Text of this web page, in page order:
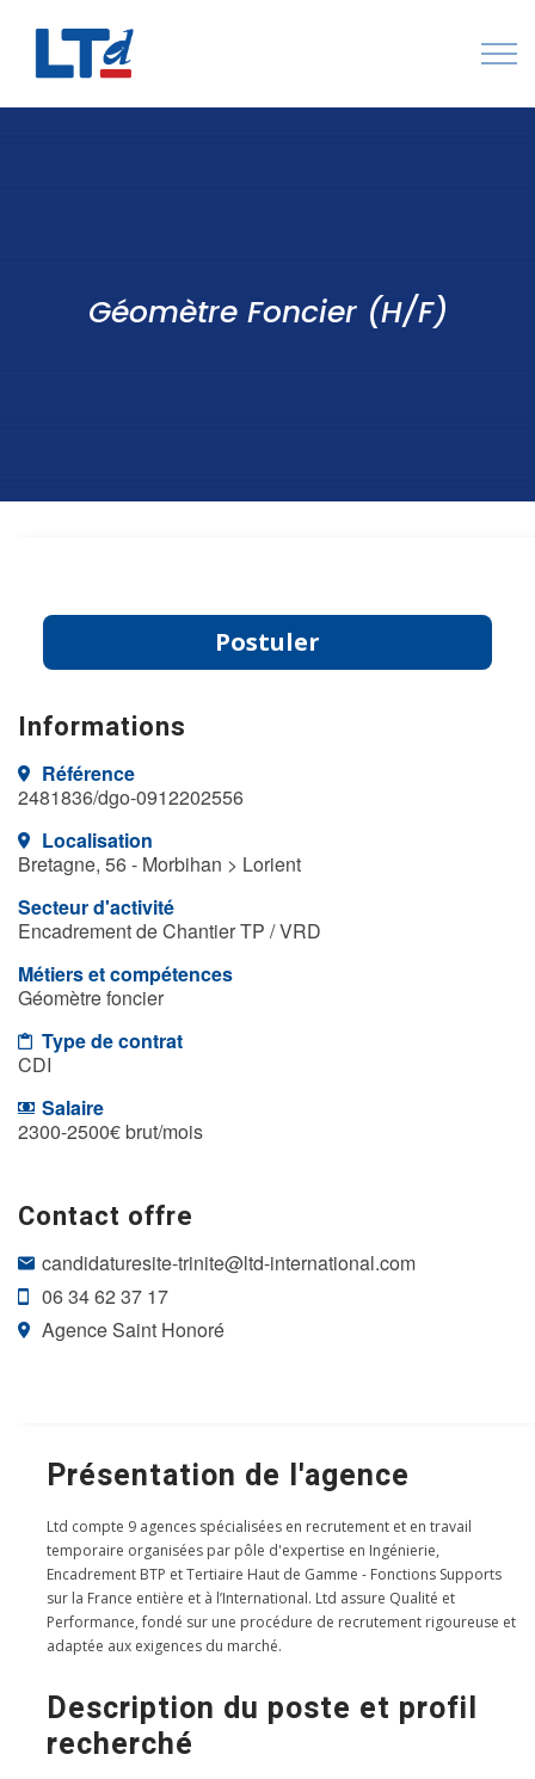
Contactez-nousGéomètre Foncier (H/F)
Postuler
Informations
Référence
2481836/dgo-0912202556
Localisation
Bretagne, 56 - Morbihan > Lorient
Secteur d'activité
Encadrement de Chantier TP / VRD
Métiers et compétences
Géomètre foncier
Type de contrat
CDI
Salaire
2300-2500€ brut/mois
Contact offre
candidaturesite-trinite@ltd-international.com
06 34 62 37 17
Agence Saint Honoré
Présentation de l'agence
Ltd compte 9 agences spécialisées en recrutement et en travail
temporaire organisées par pôle d'expertise en Ingénierie,
Encadrement BTP et Tertiaire Haut de Gamme - Fonctions Supports
sur la France entière et à l’International. Ltd assure Qualité et
Performance, fondé sur une procédure de recrutement rigoureuse et
adaptée aux exigences du marché.
Description du poste et profil
recherché